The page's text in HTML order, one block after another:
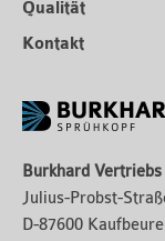
Qualität
Kontakt
Burkhard Vertriebs
Julius-Probst-
D-87600